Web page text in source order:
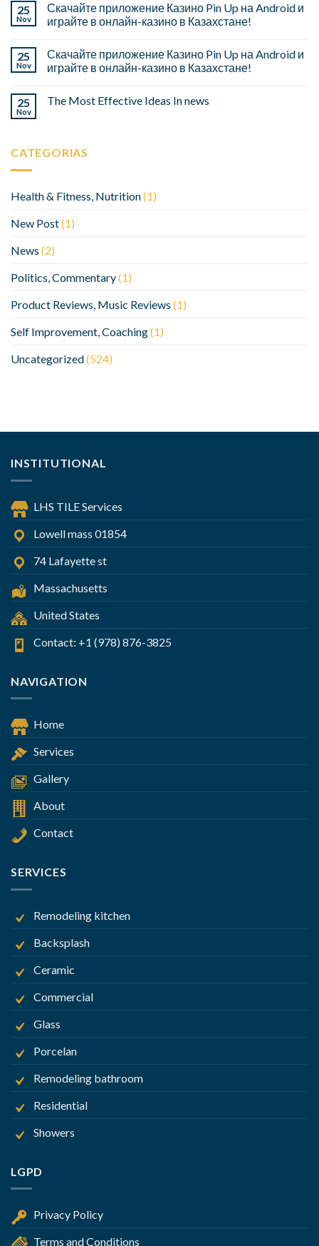
25
Nov
Скачайте приложение Казино Pin Up на Android и
играйте в онлайн-казино в Казахстане!
25
Nov
Скачайте приложение Казино Pin Up на Android и
играйте в онлайн-казино в Казахстане!
25
Nov
The Most Effective Ideas In news
CATEGORIAS
Health & Fitness, Nutrition(1)
New Post(1)
News (2)
Politics, Commentary(1)
Product Reviews, Music Reviews (1)
Self Improvement, Coaching(1)
Uncategorized(524)
INSTITUTIONAL
LHS TILE Services
Lowell mass 01854
74 Lafayette st
Massachusetts
United States
Contact: +1 (978) 876-3825
NAVIGATION
Home
Services
Gallery
About
Contact
SERVICES
Remodeling kitchen
Backsplash
Ceramic
Commercial
Glass
Porcelan
Remodeling bathroom
Residential
Showers
LGPD
Privacy Policy
Terms and Conditions